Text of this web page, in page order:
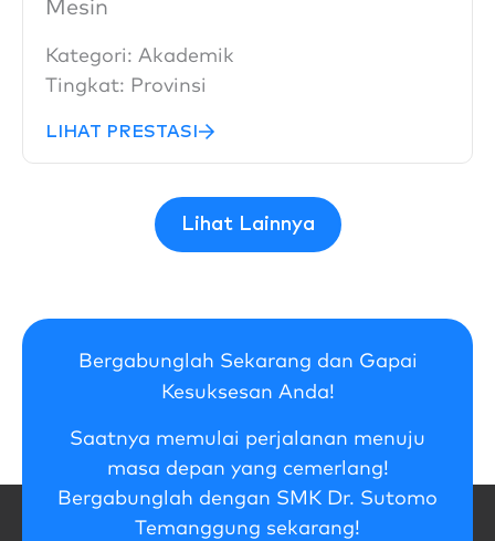
Mesin
Kategori: Akademik
Tingkat: Provinsi
LIHAT PRESTASI
Lihat Lainnya
Bergabunglah Sekarang dan Gapai
Kesuksesan Anda!
Saatnya memulai perjalanan menuju
masa depan yang cemerlang!
Bergabunglah dengan SMK Dr. Sutomo
Temanggung sekarang!